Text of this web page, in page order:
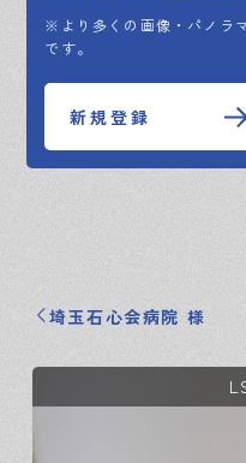
※より多くの画像・パノラ
です。
新規登録
埼玉石心会病院 様